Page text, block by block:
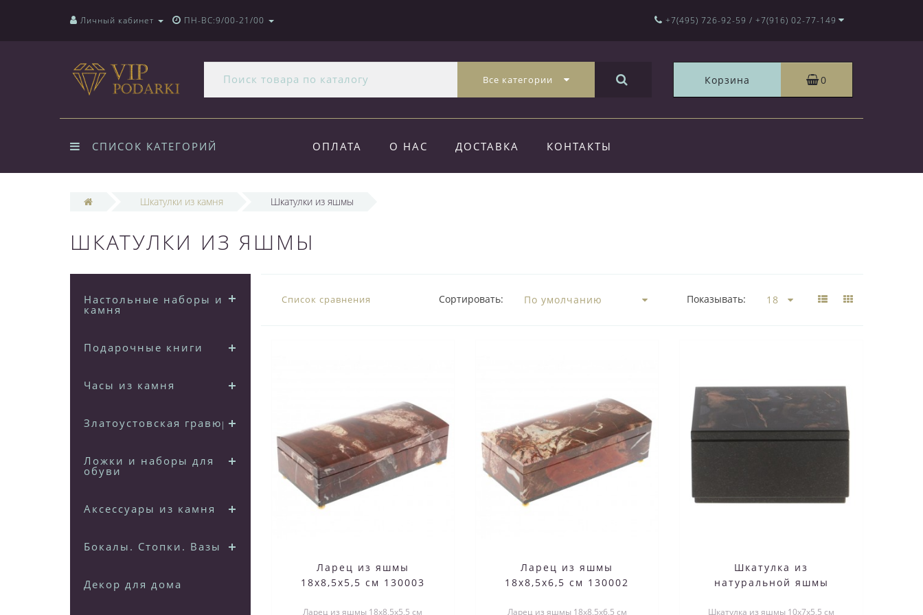
Личный кабинет ПН-ВС:9/00-21/00 +7(495) 726-92-59 / +7(916) 02-77-149
Все категории Корзина 0
СПИСОК КАТЕГОРИЙ ОПЛАТА О НАС ДОСТАВКА КОНТАКТЫ
Шкатулки из камня Шкатулки из яшмы
ШКАТУЛКИ ИЗ ЯШМЫ
Настольные наборы из
камня
Подарочные книги
Часы из камня
Златоустовская гравюра
Ложки и наборы для
обуви
Аксессуары из камня
Бокалы. Стопки. Вазы
Декор для дома
Список сравнения Сортировать: Показывать:
Ларец из яшмы
18х8,5х5,5 см 130003
Ларец из яшмы 18х8,5х5,5 см
Ларец из яшмы
18х8,5х6,5 см 130002
Ларец из яшмы 18х8,5х6,5 см
Шкатулка из
натуральной яшмы
Шкатулка из яшмы 10х7х5,5 см